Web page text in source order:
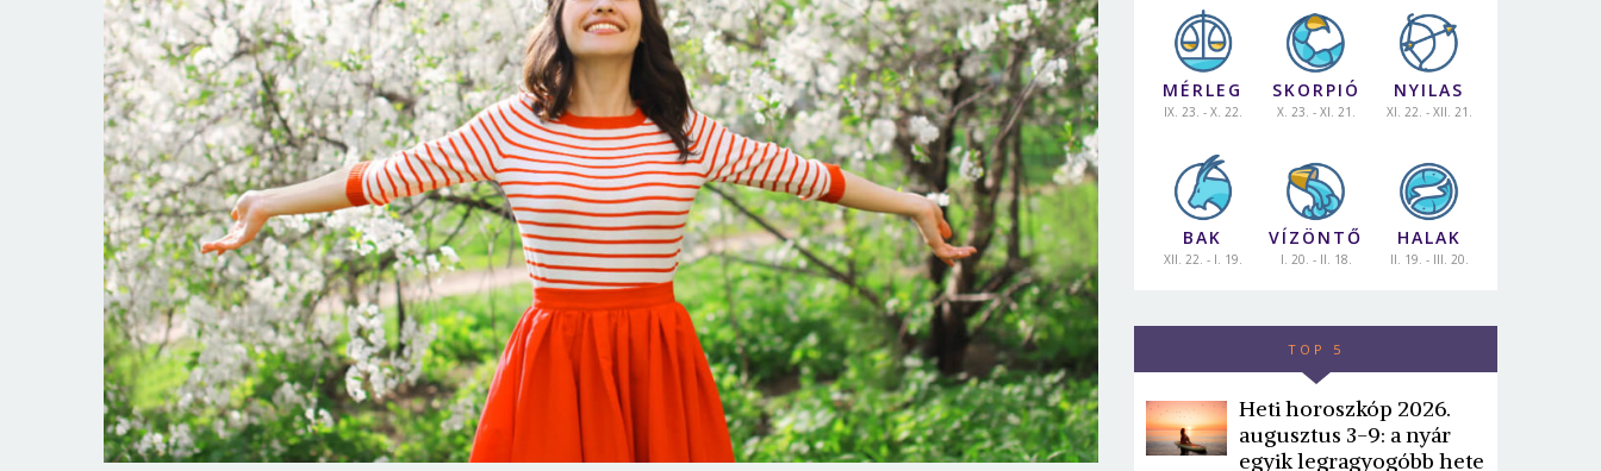
MÉRLEG
IX. 23. - X. 22.
SKORPIÓ
X. 23. - XI. 21.
NYILAS
XI. 22. - XII. 21.
BAK
XII. 22. - I. 19.
VÍZÖNTŐ
I. 20. - II. 18.
HALAK
II. 19. - III. 20.
TOP 5
Heti horoszkóp 2026.
augusztus 3-9: a nyár
egyik legragyogóbb hete